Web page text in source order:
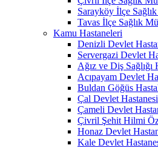
Sarayköy İlçe
Tavas İlçe Sağlık
Kamu Hastaneleri
Denizli Devlet
Servergazi Devlet
Ağız ve Diş Sağlığı
Acıpayam Devlet
Buldan Göğüs
Çal Devlet Hastanesi
Çameli Devlet
Çivril Şehit Hilmi
Honaz Devlet
Kale Devlet